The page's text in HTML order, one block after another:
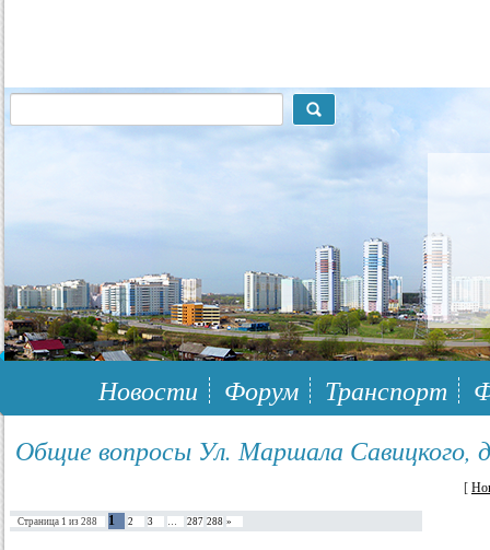
117148, г.Москва, ЮЗАО, муниципальный район Южное Бутово
Новости Форум Транспорт
Общие вопросы Ул. Маршала Савицкого,
[
Страница 1 из 288 1 2 3 … 287 288 »